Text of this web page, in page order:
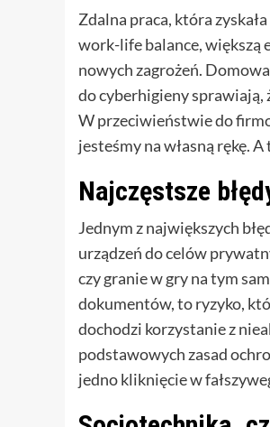
Zdalna praca, która
work-life balance, większą
nowych zagrożeń.
do cyberhigieny sprawiają,
W przeciwieństwie do
jesteśmy na własną rękę.
Najczęstsze
Jednym z największych
urządzeń do celów
czy granie w gry na tym
dokumentów, to ryzyko,
dochodzi korzystanie z
podstawowych zasad
jedno kliknięcie w